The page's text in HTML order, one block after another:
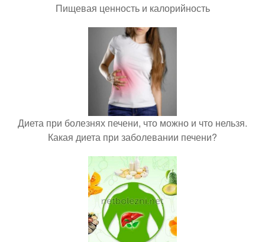
Пищевая ценность и калорийность
Диета при болезнях печени, что можно и что нельзя.
Какая диета при заболевании печени?